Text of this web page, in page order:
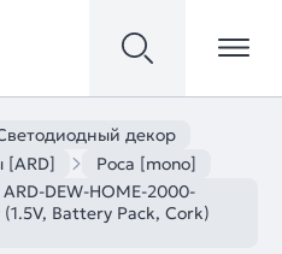
декор
[ARD]
Роса [mono]
DEW-HOME-2000-
(1.5V, Battery Pack, Cork)